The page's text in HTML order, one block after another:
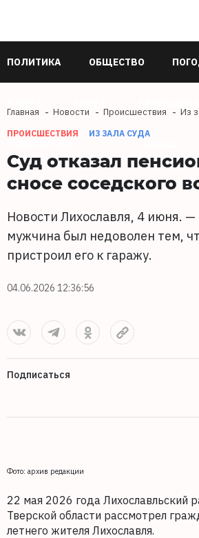
ПОЛИТИКА ОБЩЕСТВО
Главная Новости Происшествия Из
ПРОИСШЕСТВИЯ ИЗ ЗАЛА СУДА
Суд отказал
сносе соседского
Новости Лихославля, 4 июня.
мужчина был недоволен тем,
пристроил его к гаражу.
04.06.2026 12:36:56
Подписаться
Фото: архив редакции
22 мая 2026 года Лихославльский
Тверской области рассмотрел
летнего жителя Лихославля.